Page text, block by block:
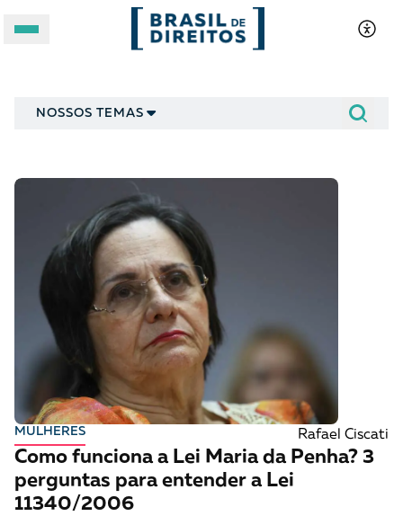
FORMATOS
Apoie a Brasil de Direitos
A [BD] conta as histórias de quem defende
direitos humanos no Brasil. Para continuar,
esse trabalho precisa da sua doação!
VEJA COMO APOIAR!
Para entender
NOSSOS TEMAS
MULHERES Rafael Ciscati
Como funciona a Lei Maria da Penha? 3
perguntas para entender a Lei
11340/2006